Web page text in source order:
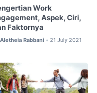
Work
Aspek, Ciri,
Faktornya
Aletheia Rabbani • 21 July 2021